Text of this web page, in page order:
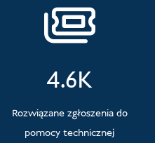
4.6K
Rozwiązane zgłoszenia do
pomocy technicznej